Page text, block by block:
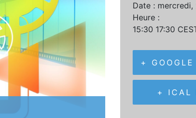
Date :
Heure :
15:30 17:30
+
+ ICAL